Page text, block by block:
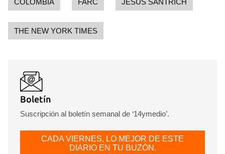
COLOMBIA FARC JESÚS SANTRICH
THE NEW YORK TIMES
Boletín
Suscripción al boletín semanal de ‘14ymedio’.
CADA VIERNES, LO MEJOR DE ESTE
DIARIO EN TU BUZÓN.